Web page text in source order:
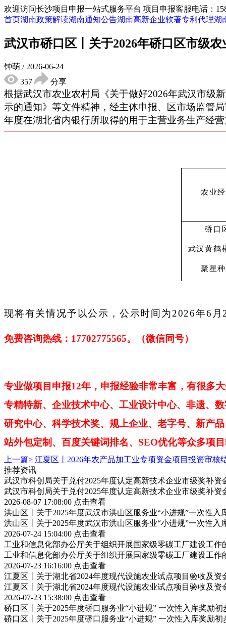
欢迎访问长沙项目申报一站式服务平台 项目申报客服电话：
首页湖南政策解读湖南通知公告湖南高新企业软著专利代理湖
武汉市硚口区丨关于2026年硚口区市级
钟萌 / 2026-06-24
357
分享
根据武汉市农业农村局《关于做好2026年武汉市级
示的通知》等文件精神，经主体申报、区市场监管
年度在湖北省内银行所取得的用于主营业务生产经
农业
硚口
武汉黄鹤
聚星
现将有关情况予以公示，公示时间为2026年6
免费咨询热线： 17702775565。（微信同号）
专业做项目申报12年，申报经验非常丰富，有很多
专精特新、企业技术中心、工业设计中心、非遗、
研究中心、科学技术奖、规上企业、老字号、新产
站外包定制、百度关键词排名、SEO优化等众多项
上一篇> 江夏区丨2026年农产品加工业专项资金项目投资审核
推荐资讯
武汉市科创局关于兑付2025年度认定高新技术企业市级奖补资
武汉市科创局关于兑付2025年度认定高新技术企业市级奖补资
2026-08-07 17:08:00 点击查看
洪山区丨关于2025年度武汉市洪山区服务业“小进规”一次性
洪山区丨关于2025年度武汉市洪山区服务业“小进规”一次性
2026-07-24 15:04:00 点击查看
工业和信息化部办公厅关于组织开展国家级零碳工厂建设工作
工业和信息化部办公厅关于组织开展国家级零碳工厂建设工作
2026-07-23 16:16:00 点击查看
江夏区丨关于湖北省2024年度现代设施农业试点项目验收及资
江夏区丨关于湖北省2024年度现代设施农业试点项目验收及资
2026-07-23 15:38:00 点击查看
硚口区丨关于2025年度硚口服务业“小进规” 一次性入库奖励
硚口区丨关于2025年度硚口服务业“小进规” 一次性入库奖励